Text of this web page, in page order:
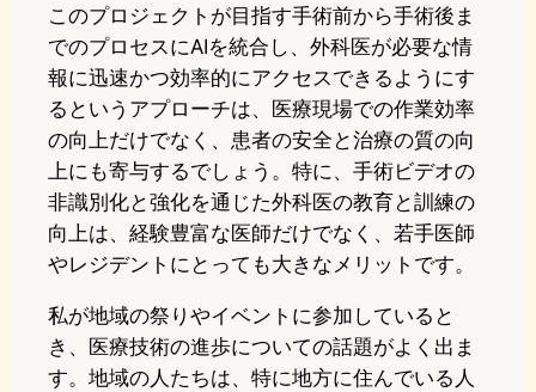
このプロジェクトが目指す手術前から手術後ま
でのプロセスにAIを統合し、外科医が必要な情
報に迅速かつ効率的にアクセスできるようにす
るというアプローチは、医療現場での作業効率
の向上だけでなく、患者の安全と治療の質の向
上にも寄与するでしょう。特に、手術ビデオの
非識別化と強化を通じた外科医の教育と訓練の
向上は、経験豊富な医師だけでなく、若手医師
やレジデントにとっても大きなメリットです。
私が地域の祭りやイベントに参加していると
き、医療技術の進歩についての話題がよく出ま
す。地域の人たちは、特に地方に住んでいる人